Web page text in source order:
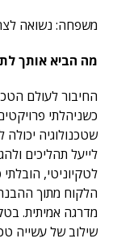
משפחה: נשואה
מה הביא אותך
החיבור לעולם
כשניהלתי
שטכנולוגיה
לייעל תהליכים
לטקיוניטי,
הלקוח מתוך
מדרגה אמיתית.
שילוב של עשייה